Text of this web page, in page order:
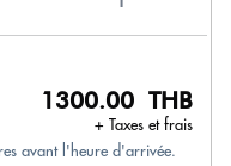
1300.00 THB
+ Taxes et frais
avant l'heure d'arrivée.